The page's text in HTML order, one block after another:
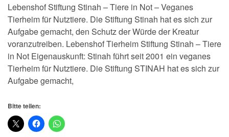
Lebenshof Stiftung Stinah – Tiere in Not – Veganes
Tierheim für Nutztiere. Die Stiftung Stinah hat es sich zur
Aufgabe gemacht, den Schutz der Würde der Kreatur
voranzutreiben. Lebenshof Tierheim Stiftung Stinah – Tiere
in Not Eigenauskunft: Stinah führt seit 2001 ein veganes
Tierheim für Nutztiere. Die Stiftung STINAH hat es sich zur
Aufgabe gemacht,
Bitte teilen: